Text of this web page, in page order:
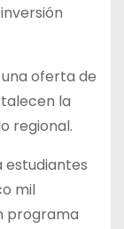
oferta de
la
regional.
estudiantes
mil
programa